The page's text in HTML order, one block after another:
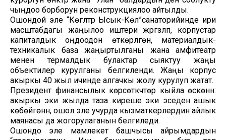
чыңдоо борборун реконструкциялоо айтылды.
Ошондой эле “Көгүлтүр Ысык-Көл”санаторийинде ири
масштабдагы жаңылоо иштери жүргүзүлүп, корпустар
капиталдык оңдоодон өткөрүлгөнү, материалдык-
техникалык база жаңыртылганы жана амфитеатр
менен термалдык булактар сыяктуу жаңы
объектилер курулганы белгиленди. Жаңы корпус
акыркы 40 жыл ичинде алгачкы жолу курулуп жатат.
Президент финансылык көрсөткүчтөр кыйла өскөнүн:
акыркы эки жылда таза киреше эки эседен ашык
көбөйгөнүн, ошол эле учурда кызматкерлердин айлык
маянасы да жогорулаганын белгиледи.
Ошондо эле мамлекет башчысы айрымдардын